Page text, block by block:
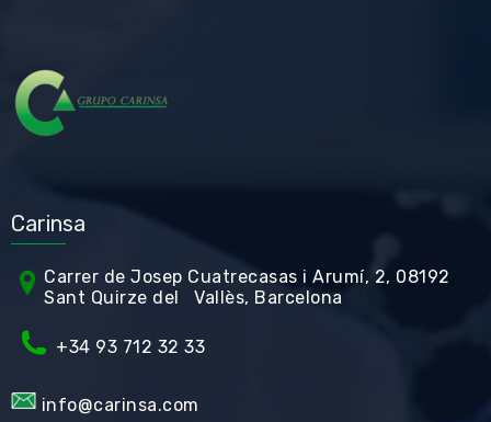
Carinsa
Carrer de Josep Cuatrecasas i Arumí, 2, 08192
Sant Quirze del Vallès, Barcelona
+34 93 712 32 33
info@carinsa.com